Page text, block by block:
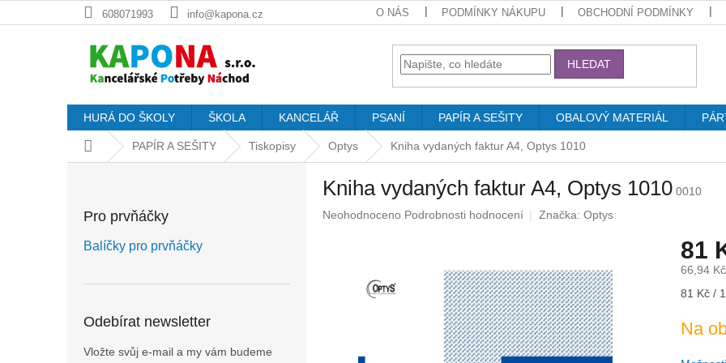
na
608071993 info@kapona.cz O NÁS PODMÍNKY NÁKUPU OBCHODNÍ PODMÍNKY
HLEDAT
HURÁ DO ŠKOLY ŠKOLA KANCELÁŘ PSANÍ PAPÍR A SEŠITY OBALOVÝ MATERIÁL
Domů PAPÍR A SEŠITY Tiskopisy Optys Kniha vydaných faktur A4, Optys 1010
Pro prvňáčky
Balíčky pro prvňáčky
Odebírat newsletter
Vložte svůj e-mail a my vám budeme
Kniha vydaných faktur A4, Optys 1010 0010
Průměrné
Neohodnoceno Podrobnosti hodnocení Značka: Optys
81
66,94
Měrná
81 Kč /
Na